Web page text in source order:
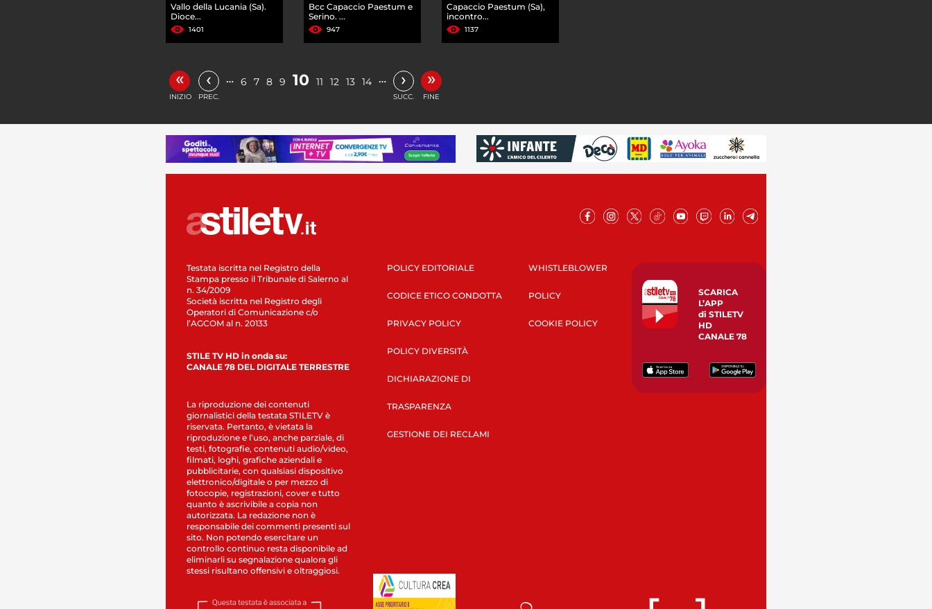
Vallo della Lucania (Sa).
Dioce...
1401
Bcc Capaccio Paestum e
Serino. ...
947
Capaccio Paestum (Sa),
incontro...
1137
«
INIZIO
‹
PREC.
… 6 7 8 9 10 11 12 13 14 … ›
SUCC.
»
FINE
Testata iscritta nel Registro della
Stampa presso il Tribunale di Salerno al
n. 34/2009
Società iscritta nel Registro degli
Operatori di Comunicazione c/o
l’AGCOM al n. 20133
STILE TV HD in onda su:
CANALE 78 DEL DIGITALE TERRESTRE
La riproduzione dei contenuti
giornalistici della testata STILETV è
riservata. Pertanto, è vietata la
riproduzione e l’uso, anche parziale, di
testi, fotografie, contenuti audio/video,
filmati, loghi, grafiche aziendali e
pubblicitarie, con qualsiasi dispositivo
elettronico/digitale o per mezzo di
fotocopie, registrazioni, cover e tutto
quanto è ascrivibile a copia non
autorizzata. La redazione non è
responsabile dei commenti presenti sul
sito. Non potendo esercitare un
controllo continuo resta disponibile ad
eliminarli su segnalazione qualora gli
stessi risultano offensivi e oltraggiosi.
POLICY EDITORIALE
CODICE ETICO CONDOTTA
PRIVACY POLICY
POLICY DIVERSITÀ
DICHIARAZIONE DI
TRASPARENZA
GESTIONE DEI RECLAMI
WHISTLEBLOWER
POLICY
COOKIE POLICY
SCARICA
L’APP
di STILETV
HD
CANALE 78